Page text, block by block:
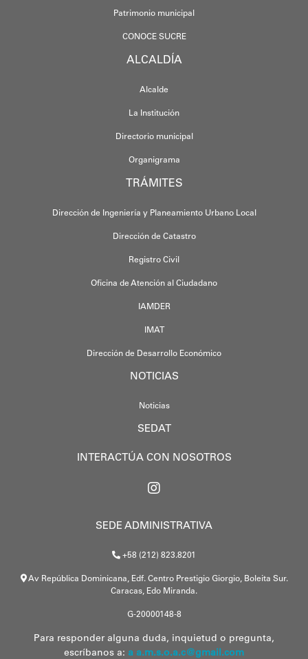
Patrimonio municipal
CONOCE SUCRE
ALCALDÍA
Alcalde
La Institución
Directorio municipal
Organigrama
TRÁMITES
Dirección de Ingeniería y Planeamiento Urbano Local
Dirección de Catastro
Registro Civil
Oficina de Atención al Ciudadano
IAMDER
IMAT
Dirección de Desarrollo Económico
NOTICIAS
Noticias
SEDAT
INTERACTÚA CON NOSOTROS
SEDE ADMINISTRATIVA
+58 (212) 823.8201
Av República Dominicana, Edf. Centro Prestigio Giorgio, Boleita Sur.
Caracas, Edo Miranda.
G-20000148-8
Para responder alguna duda, inquietud o pregunta,
escríbanos a: a a.m.s.o.a.c@gmail.com